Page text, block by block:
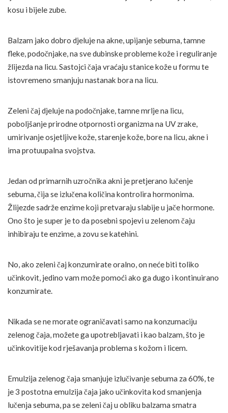
kosu i bijele zube.
Balzam jako dobro djeluje na akne, upijanje sebuma, tamne
fleke, podočnjake, na sve dubinske probleme kože i reguliranje
žlijezda na licu. Sastojci čaja vraćaju stanice kože u formu te
istovremeno smanjuju nastanak bora na licu.
Zeleni čaj djeluje na podočnjake, tamne mrlje na licu,
poboljšanje prirodne otpornosti organizma na UV zrake,
umirivanje osjetljive kože, starenje kože, bore na licu, akne i
ima protuupalna svojstva.
Jedan od primarnih uzročnika akni je pretjerano lučenje
sebuma, čija se izlučena količina kontrolira hormonima.
Žlijezde sadrže enzime koji pretvaraju slabije u jače hormone.
Ono što je super je to da posebni spojevi u zelenom čaju
inhibiraju te enzime, a zovu se katehini.
No, ako zeleni čaj konzumirate oralno, on neće biti toliko
učinkovit, jedino vam može pomoći ako ga dugo i kontinuirano
konzumirate.
Nikada se ne morate ograničavati samo na konzumaciju
zelenog čaja, možete ga upotrebljavati i kao balzam, što je
učinkovitije kod rješavanja problema s kožom i licem.
Emulzija zelenog čaja smanjuje izlučivanje sebuma za 60%, te
je 3 postotna emulzija čaja jako učinkovita kod smanjenja
lučenja sebuma, pa se zeleni čaj u obliku balzama smatra